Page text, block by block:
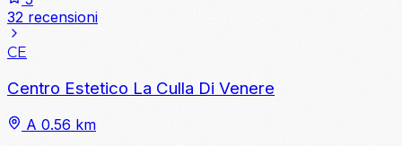
32 recensioni
CE
Centro Estetico La Culla Di Venere
A 0.56 km